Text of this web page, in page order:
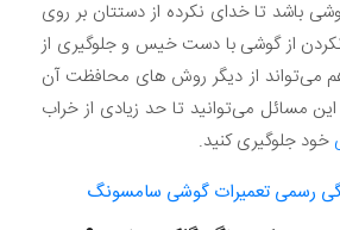
باشد تا خدای نکرده از دستتان بر روی
از گوشی با دست خیس و جلوگیری از
می‌تواند از دیگر روش های محافظت آن
مسائل می‌توانید تا حد زیادی از خراب
خود جلوگیری کنید.
رسمی تعمیرات گوشی سامسونگ